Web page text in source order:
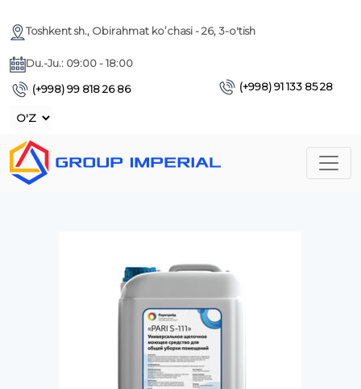
Toshkent sh., Obirahmat ko’chasi - 26, 3-o'tish
Du.-Ju.: 09:00 - 18:00
(+998) 99 818 26 86
(+998) 91 133 85 28